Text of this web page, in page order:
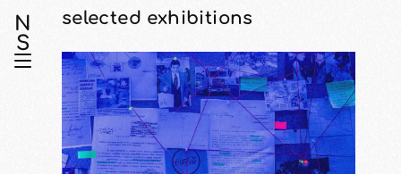
N
S
selected exhibitions